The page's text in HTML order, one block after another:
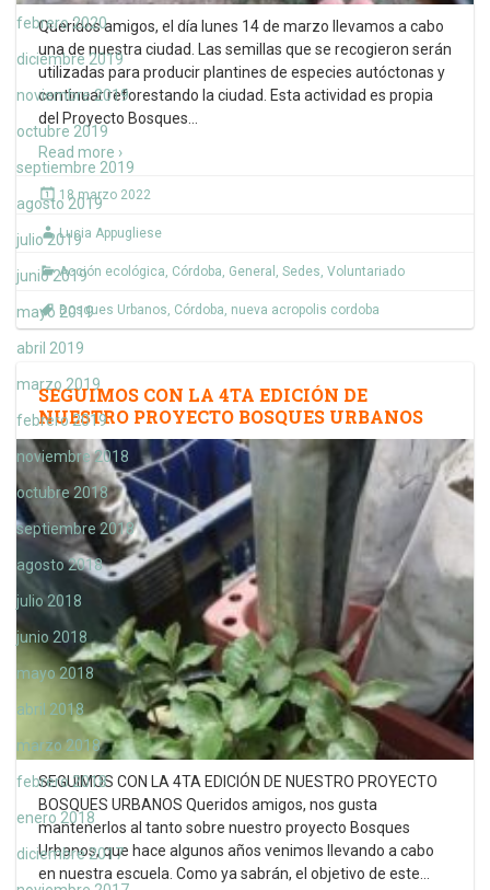
febrero 2020
diciembre 2019
noviembre 2019
octubre 2019
septiembre 2019
agosto 2019
julio 2019
junio 2019
mayo 2019
abril 2019
marzo 2019
febrero 2019
noviembre 2018
octubre 2018
septiembre 2018
agosto 2018
julio 2018
junio 2018
mayo 2018
abril 2018
marzo 2018
febrero 2018
enero 2018
diciembre 2017
Queridos amigos, el día lunes 14 de marzo llevamos a cabo
una de nuestra ciudad. Las semillas que se recogieron serán
utilizadas para producir plantines de especies autóctonas y
continuar reforestando la ciudad. Esta actividad es propia
del Proyecto Bosques…
Read more ›
18 marzo 2022
Lucia Appugliese
Acción ecológica, Córdoba, General , Sedes, Voluntariado
Bosques Urbanos, Córdoba, nueva acropolis cordoba
SEGUIMOS CON LA 4TA EDICIÓN DE
NUESTRO PROYECTO BOSQUES URBANOS
SEGUIMOS CON LA 4TA EDICIÓN DE NUESTRO PROYECTO
BOSQUES URBANOS Queridos amigos, nos gusta
mantenerlos al tanto sobre nuestro proyecto Bosques
Urbanos, que hace algunos años venimos llevando a cabo
en nuestra escuela. Como ya sabrán, el objetivo de este…